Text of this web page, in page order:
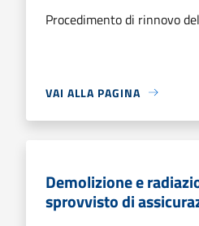
Procedimento di rinnovo
VAI ALLA PAGINA
Demolizione e
sprovvisto di